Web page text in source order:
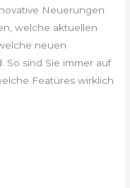
Neuerungen.
welche aktuellen
neuen
So sind Sie immer auf
Features wirklich